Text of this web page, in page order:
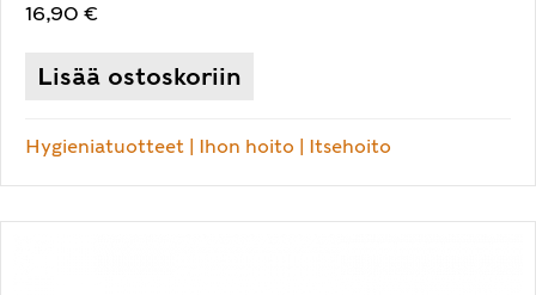
16,90 €
Lisää ostoskoriin
Hygieniatuotteet | Ihon hoito | Itsehoito